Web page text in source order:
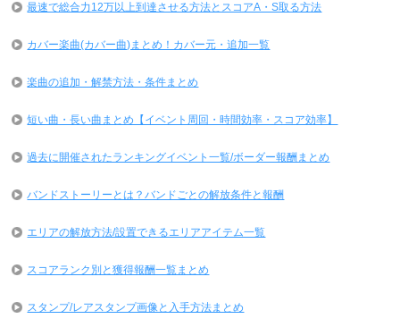
最速で総合力12万以上到達させる方法とスコアA・S取る方法
カバー楽曲(カバー曲)まとめ！カバー元・追加一覧
楽曲の追加・解禁方法・条件まとめ
短い曲・長い曲まとめ【イベント周回・時間効率・スコア効率】
過去に開催されたランキングイベント一覧/ボーダー報酬まとめ
バンドストーリーとは？バンドごとの解放条件と報酬
エリアの解放方法/設置できるエリアアイテム一覧
スコアランク別と獲得報酬一覧まとめ
スタンプ/レアスタンプ画像と入手方法まとめ